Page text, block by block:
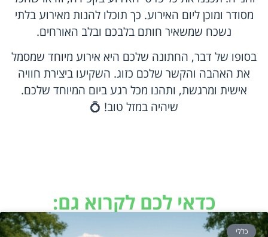
מסודר ומוכן ליום האירוע. כך תוכלו להנות מאירוע בלתי
נשכח שמשאיר חותם בלבכם ובלב האורחים.
בסופו של דבר, החתונה שלכם היא אירוע מיוחד שמסמל
את האהבה והקשר שלכם כזוג. השקיעו ביצירת חוויה
אישית ומרגשת, ותהנו מכל רגע ביום המיוחד שלכם.
שיהיה במזל טוב! 💍
כדאי לכם לקרוא גם:
כללי